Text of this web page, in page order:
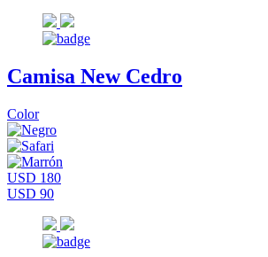
Camisa New Cedro
Color
USD 180
USD 90